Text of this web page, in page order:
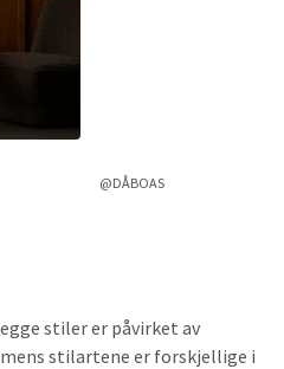
@DÅBOAS
stiler er påvirket av
stilartene er forskjellige i